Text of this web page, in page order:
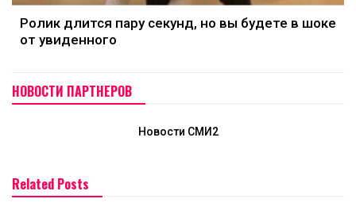
Ролик длится пару секунд, но вы будете в шоке
от увиденного
НОВОСТИ ПАРТНЕРОВ
Новости СМИ2
Related Posts